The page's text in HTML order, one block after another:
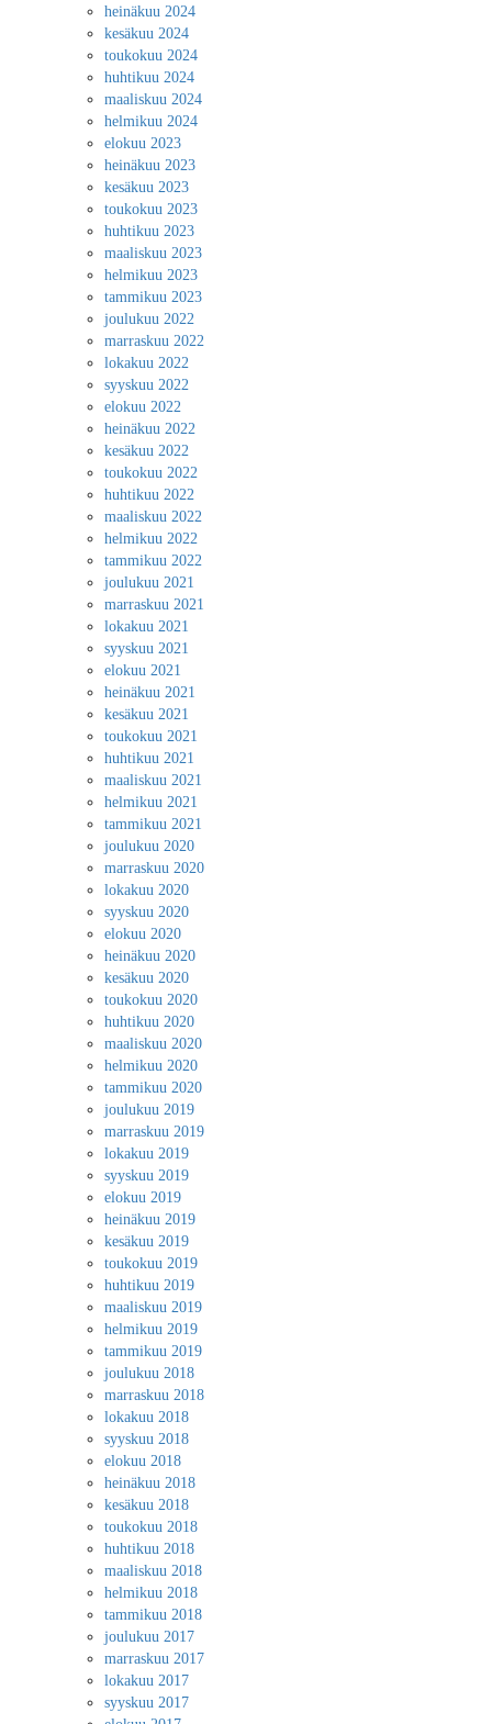
heinäkuu 2024
kesäkuu 2024
toukokuu 2024
huhtikuu 2024
maaliskuu 2024
helmikuu 2024
elokuu 2023
heinäkuu 2023
kesäkuu 2023
toukokuu 2023
huhtikuu 2023
maaliskuu 2023
helmikuu 2023
tammikuu 2023
joulukuu 2022
marraskuu 2022
lokakuu 2022
syyskuu 2022
elokuu 2022
heinäkuu 2022
kesäkuu 2022
toukokuu 2022
huhtikuu 2022
maaliskuu 2022
helmikuu 2022
tammikuu 2022
joulukuu 2021
marraskuu 2021
lokakuu 2021
syyskuu 2021
elokuu 2021
heinäkuu 2021
kesäkuu 2021
toukokuu 2021
huhtikuu 2021
maaliskuu 2021
helmikuu 2021
tammikuu 2021
joulukuu 2020
marraskuu 2020
lokakuu 2020
syyskuu 2020
elokuu 2020
heinäkuu 2020
kesäkuu 2020
toukokuu 2020
huhtikuu 2020
maaliskuu 2020
helmikuu 2020
tammikuu 2020
joulukuu 2019
marraskuu 2019
lokakuu 2019
syyskuu 2019
elokuu 2019
heinäkuu 2019
kesäkuu 2019
toukokuu 2019
huhtikuu 2019
maaliskuu 2019
helmikuu 2019
tammikuu 2019
joulukuu 2018
marraskuu 2018
lokakuu 2018
syyskuu 2018
elokuu 2018
heinäkuu 2018
kesäkuu 2018
toukokuu 2018
huhtikuu 2018
maaliskuu 2018
helmikuu 2018
tammikuu 2018
joulukuu 2017
marraskuu 2017
lokakuu 2017
syyskuu 2017